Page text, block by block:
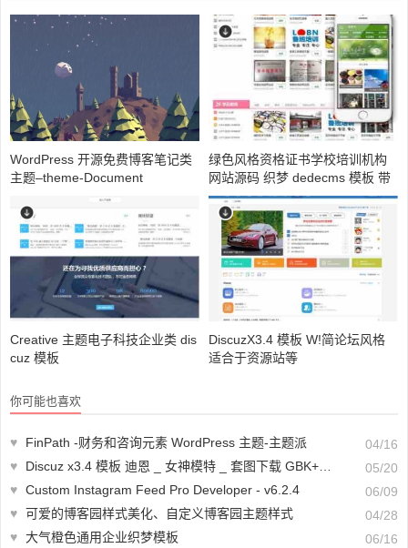
WordPress 开源免费博客笔记类
主题–theme-Document
绿色风格资格证书学校培训机构
网站源码 织梦 dedecms 模板 带
手机版
Creative 主题电子科技企业类 dis
cuz 模板
DiscuzX3.4 模板 W!简论坛风格
适合于资源站等
你可能也喜欢
♥ FinPath -财务和咨询元素 WordPress 主题-主题派
04/16
♥
Discuz x3.4 模板 迪恩 _ 女神模特 _ 套图下载 GBK+UTF
05/20
♥ Custom Instagram Feed Pro Developer - v6.2.4
06/09
♥ 可爱的博客园样式美化、自定义博客园主题样式
04/28
♥ 大气橙色通用企业织梦模板
06/16